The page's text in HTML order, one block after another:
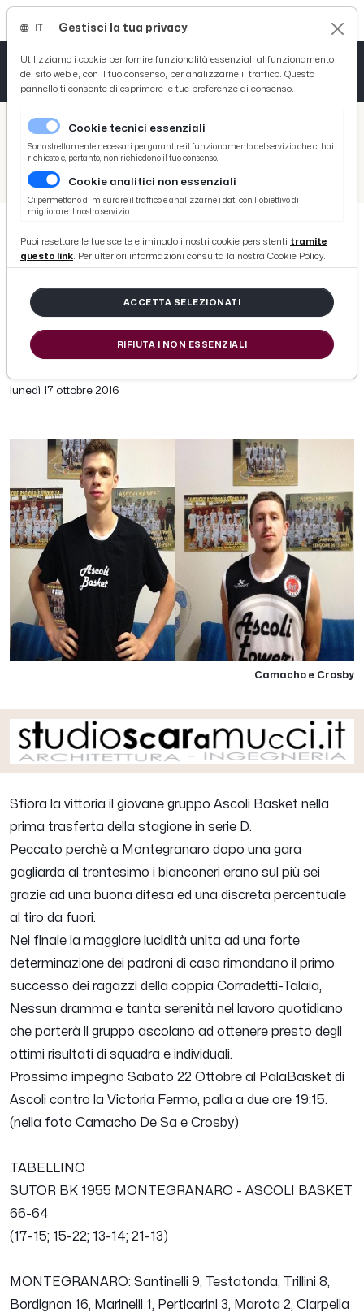
/ Picenotime
/ Sport
/ Basket
Ascoli Basket, sfiorata la vittoria nella prima trasferta stagionale a Montegranaro
Ascoli Basket, sfiorata la vittoria
nella prima trasferta stagionale a
Montegranaro
lunedì 17 ottobre 2016
Camacho e Crosby
Sfiora la vittoria il giovane gruppo Ascoli Basket nella
prima trasferta della stagione in serie D.
Peccato perchè a Montegranaro dopo una gara
gagliarda al trentesimo i bianconeri erano sul più sei
grazie ad una buona difesa ed una discreta percentuale
al tiro da fuori.
Nel finale la maggiore lucidità unita ad una forte
determinazione dei padroni di casa rimandano il primo
successo dei ragazzi della coppia Corradetti-Talaia,
Nessun dramma e tanta serenità nel lavoro quotidiano
che porterà il gruppo ascolano ad ottenere presto degli
ottimi risultati di squadra e individuali.
Prossimo impegno Sabato 22 Ottobre al PalaBasket di
Ascoli contro la Victoria Fermo, palla a due ore 19:15.
(nella foto Camacho De Sa e Crosby)
TABELLINO
SUTOR BK 1955 MONTEGRANARO - ASCOLI BASKET
66-64
(17-15; 15-22; 13-14; 21-13)
MONTEGRANARO: Santinelli 9, Testatonda, Trillini 8,
Bordignon 16, Marinelli 1, Perticarini 3, Marota 2, Ciarpella
Gestisci la tua privacy
Utilizziamo i cookie per fornire funzionalità essenziali al funzionamento
del sito web e, con il tuo consenso, per analizzarne il traffico. Questo
pannello ti consente di esprimere le tue preferenze di consenso.
Cookie tecnici essenziali
Sono strettamente necessari per garantire il funzionamento del servizio che ci hai
richiesto e, pertanto, non richiedono il tuo consenso.
Cookie analitici non essenziali
Ci permettono di misurare il traffico e analizzarne i dati con l'obiettivo di
migliorare il nostro servizio.
Puoi resettare le tue scelte eliminado i nostri cookie persistenti tramite
questo link. Per ulteriori informazioni consulta la nostra Cookie Policy.
ACCETTA SELEZIONATI
RIFIUTA I NON ESSENZIALI
Tutto News
Tutto Sport
Basket
Ciclismo
Tutto Curiosità